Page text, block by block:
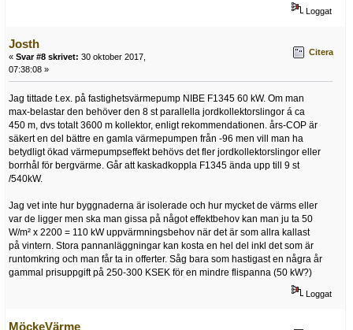
Loggat
Josth
« Svar #8 skrivet: 30 oktober 2017,
07:38:08 »
Citera
Jag tittade t.ex. på fastighetsvärmepump NIBE F1345 60 kW. Om man
max-belastar den behöver den 8 st parallella jordkollektorslingor á ca
450 m, dvs totalt 3600 m kollektor, enligt rekommendationen. års-COP är
säkert en del bättre en gamla värmepumpen från -96 men vill man ha
betydligt ökad värmepumpseffekt behövs det fler jordkollektorslingor eller
borrhål för bergvärme. Går att kaskadkoppla F1345 ända upp till 9 st
/540kW.
Jag vet inte hur byggnaderna är isolerade och hur mycket de värms eller
var de ligger men ska man gissa på något effektbehov kan man ju ta 50
W/m² x 2200 = 110 kW uppvärmningsbehov när det är som allra kallast
på vintern. Stora pannanläggningar kan kosta en hel del inkl det som är
runtomkring och man får ta in offerter. Såg bara som hastigast en några år
gammal prisuppgift på 250-300 KSEK för en mindre flispanna (50 kW?)
Loggat
MöckeVärme